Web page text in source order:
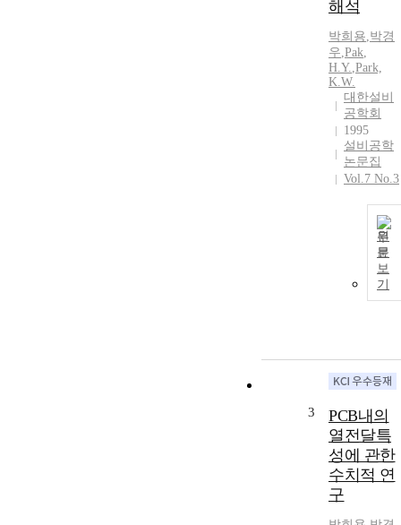
해석
박희용,박경
우,Pak,
H.Y.,Park,
K.W.
대한설비
공학회
1995
설비공학
논문집
Vol.7 No.3
원
문
보
기
3
PCB내의
열전달특
성에 관한
수치적 연
구